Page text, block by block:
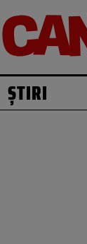
ȘTIRI